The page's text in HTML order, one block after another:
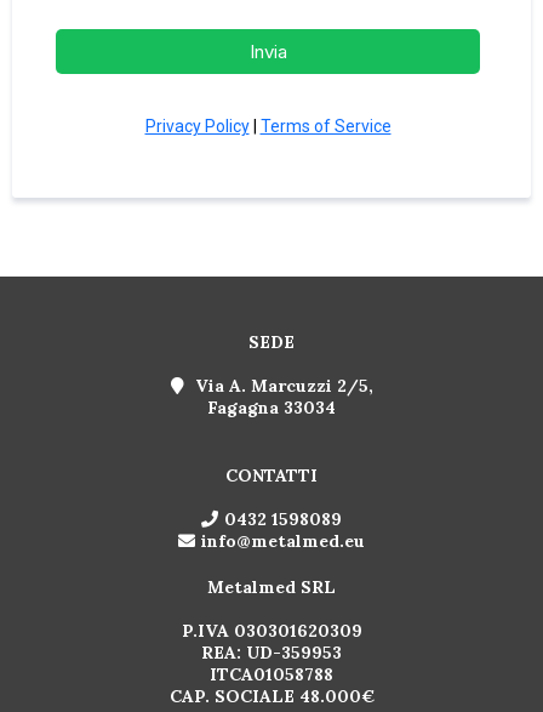
Invia
Privacy Policy| Terms of Service
SEDE
Via A. Marcuzzi 2/5,
Fagagna 33034
CONTATTI
0432 1598089
info@metalmed.eu
Metalmed SRL
P.IVA 030301620309
REA: UD-359953
ITCA01058788
CAP. SOCIALE 48.000€